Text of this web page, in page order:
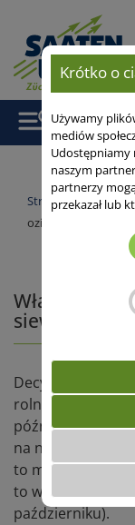
Strona główna/
ozimej do siewu po
Właściwy
siewu po
Decydując się
rolnik musi liczyć
późno
na niekorzystne
to może ulec
to w bieżącym
październiku).
Krótko o
Używamy
mediów
Udostępniamy
naszym
partnerzy
przekazał lub